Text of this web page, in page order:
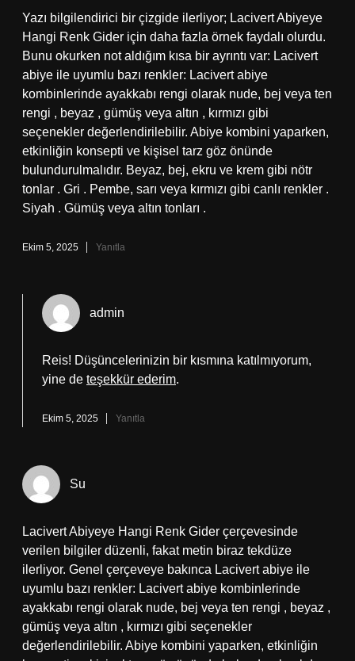
Yazı bilgilendirici bir çizgide ilerliyor; Lacivert Abiyeye
Hangi Renk Gider için daha fazla örnek faydalı olurdu.
Bunu okurken not aldığım kısa bir ayrıntı var: Lacivert
abiye ile uyumlu bazı renkler: Lacivert abiye
kombinlerinde ayakkabı rengi olarak nude, bej veya ten
rengi , beyaz , gümüş veya altın , kırmızı gibi
seçenekler değerlendirilebilir. Abiye kombini yaparken,
etkinliğin konsepti ve kişisel tarz göz önünde
bulundurulmalıdır. Beyaz, bej, ekru ve krem gibi nötr
tonlar . Gri . Pembe, sarı veya kırmızı gibi canlı renkler .
Siyah . Gümüş veya altın tonları .
Ekim 5, 2025 Yanıtla
admin
Reis! Düşüncelerinizin bir kısmına katılmıyorum,
yine de teşekkür ederim.
Ekim 5, 2025 Yanıtla
Su
Lacivert Abiyeye Hangi Renk Gider çerçevesinde
verilen bilgiler düzenli, fakat metin biraz tekdüze
ilerliyor. Genel çerçeveye bakınca Lacivert abiye ile
uyumlu bazı renkler: Lacivert abiye kombinlerinde
ayakkabı rengi olarak nude, bej veya ten rengi , beyaz ,
gümüş veya altın , kırmızı gibi seçenekler
değerlendirilebilir. Abiye kombini yaparken, etkinliğin